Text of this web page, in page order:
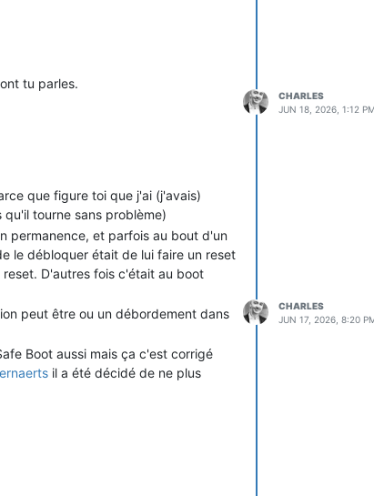
tu parles.
CHARLES
JUN 18, 2026, 1:12 PM
que figure toi que j'ai (j'avais)
tourne sans problème)
permanence, et parfois au bout d'un
le débloquer était de lui faire un reset
D'autres fois c'était au boot
peut être ou un débordement dans
Boot aussi mais ça c'est corrigé
il a été décidé de ne plus
CHARLES
JUN 17, 2026, 8:20